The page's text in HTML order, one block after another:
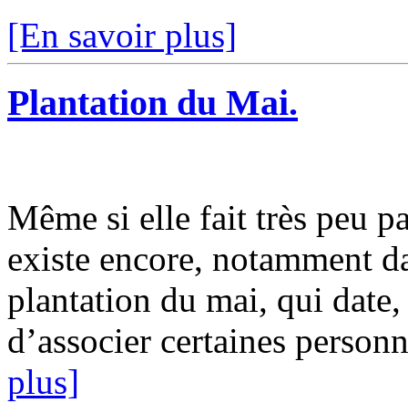
[En savoir plus]
Plantation du Mai.
Même si elle fait très peu
existe encore, notamment
plantation du mai, qui
d’associer certaines
plus]